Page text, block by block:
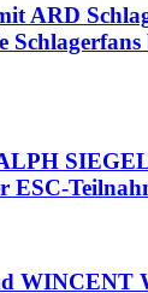
ARD
ESC-
WINCENT